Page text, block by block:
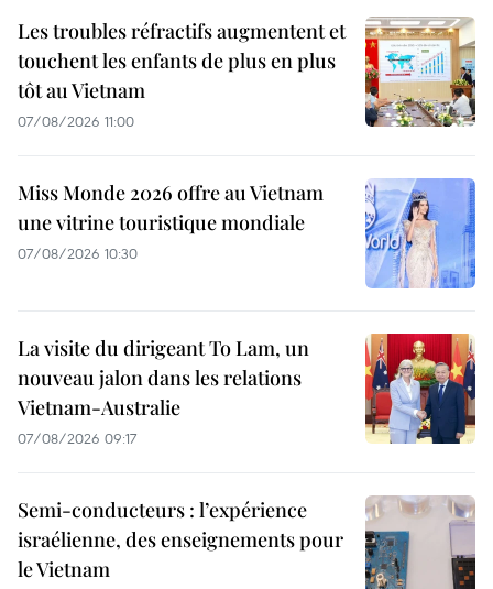
Les troubles réfractifs augmentent et
touchent les enfants de plus en plus
tôt au Vietnam
07/08/2026 11:00
Miss Monde 2026 offre au Vietnam
une vitrine touristique mondiale
07/08/2026 10:30
La visite du dirigeant To Lam, un
nouveau jalon dans les relations
Vietnam-Australie
07/08/2026 09:17
Semi-conducteurs : l’expérience
israélienne, des enseignements pour
le Vietnam